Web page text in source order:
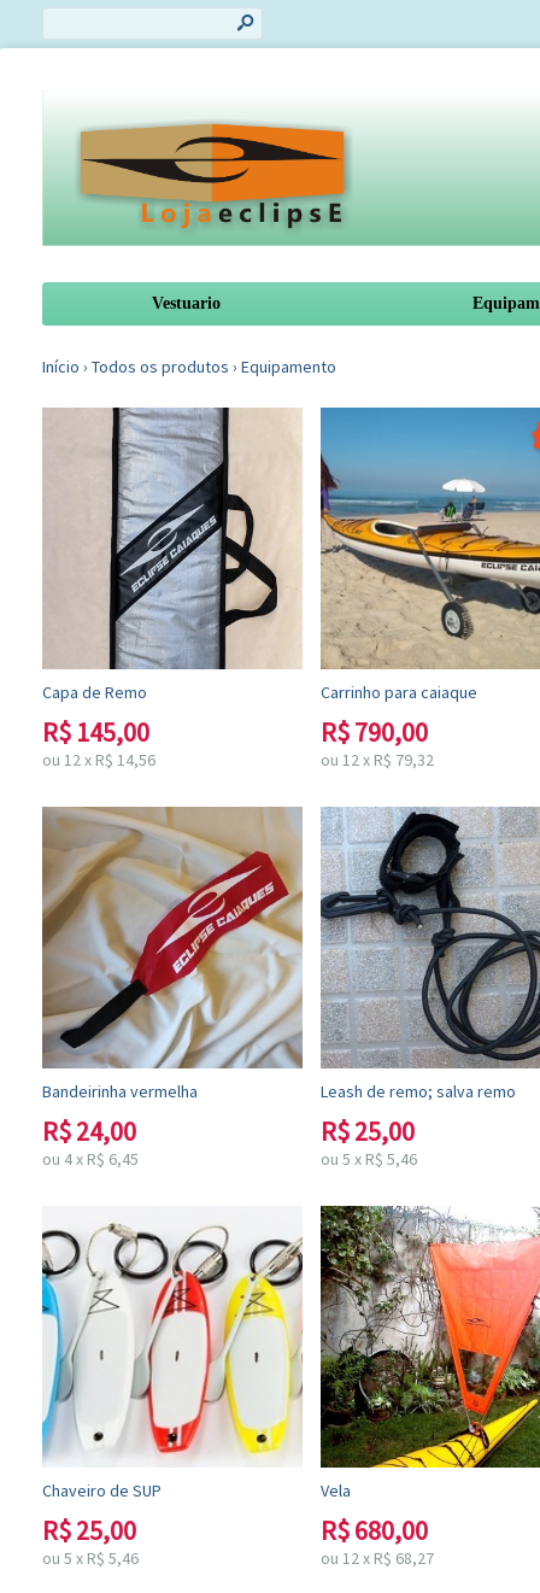
s
Vestuario
Início › Todos os produtos › Equipamento
Capa de Remo
R$ 145,00
ou 12x R$ 14,56
Carrinho para caiaque
R$790,00
ou 12x R$ 79,32
Bandeirinha vermelha
R$24,00
ou 4x R$ 6,45
Leash de remo; salva remo
R$25,00
ou 5 x R$ 5,46
Chaveiro de SUP
R$25,00
ou 5 x R$ 5,46
Vela
R$680,00
ou 12x R$ 68,27